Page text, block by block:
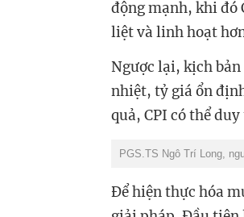
động mạnh, khi đó
liệt và linh hoạt
Ngược lại, kịch
nhiệt, tỷ giá ổn
quả, CPI có thể
PGS.TS Ngô Trí Long,
Để hiện thực hóa